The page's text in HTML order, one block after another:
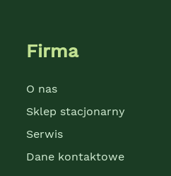
Firma
O nas
Sklep stacjonarny
Serwis
Dane kontaktowe